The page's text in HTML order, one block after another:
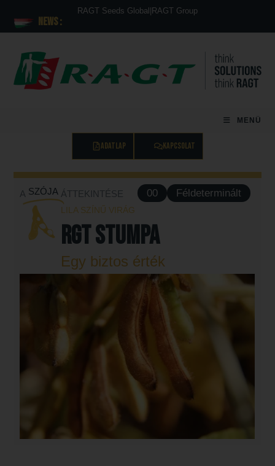
News :
RAGT Seeds Global RAGT Group
MENÜ
ADATLAP KAPCSOLAT
A SZÓJA ÁTTEKINTÉSE 00 Féldeterminált
LILA SZÍNŰ VIRÁG
RGT STUMPA
Egy biztos érték